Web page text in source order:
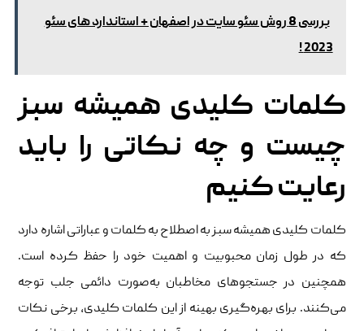
بررسی 8 روش سئو سایت در اصفهان + استاندارد های سئو
2023 !
کلمات کلیدی همیشه سبز
چیست و چه نکاتی را باید
رعایت کنیم
کلمات کلیدی همیشه سبز به اصطلاح به کلمات و عباراتی اشاره دارد
که در طول زمان محبوبیت و اهمیت خود را حفظ کرده است.
همچنین در جستجوهای مخاطبان به‌صورت دائمی جلب توجه
می‌کنند. برای بهره‌گیری بهینه از این کلمات کلیدی، برخی نکات